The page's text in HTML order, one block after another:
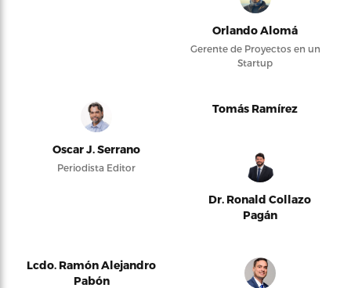
Orlando Alomá
Gerente de Proyectos en un
Startup
Oscar J. Serrano
Periodista Editor
Tomás Ramírez
Dr. Ronald Collazo
Pagán
Lcdo. Ramón Alejandro
Pabón